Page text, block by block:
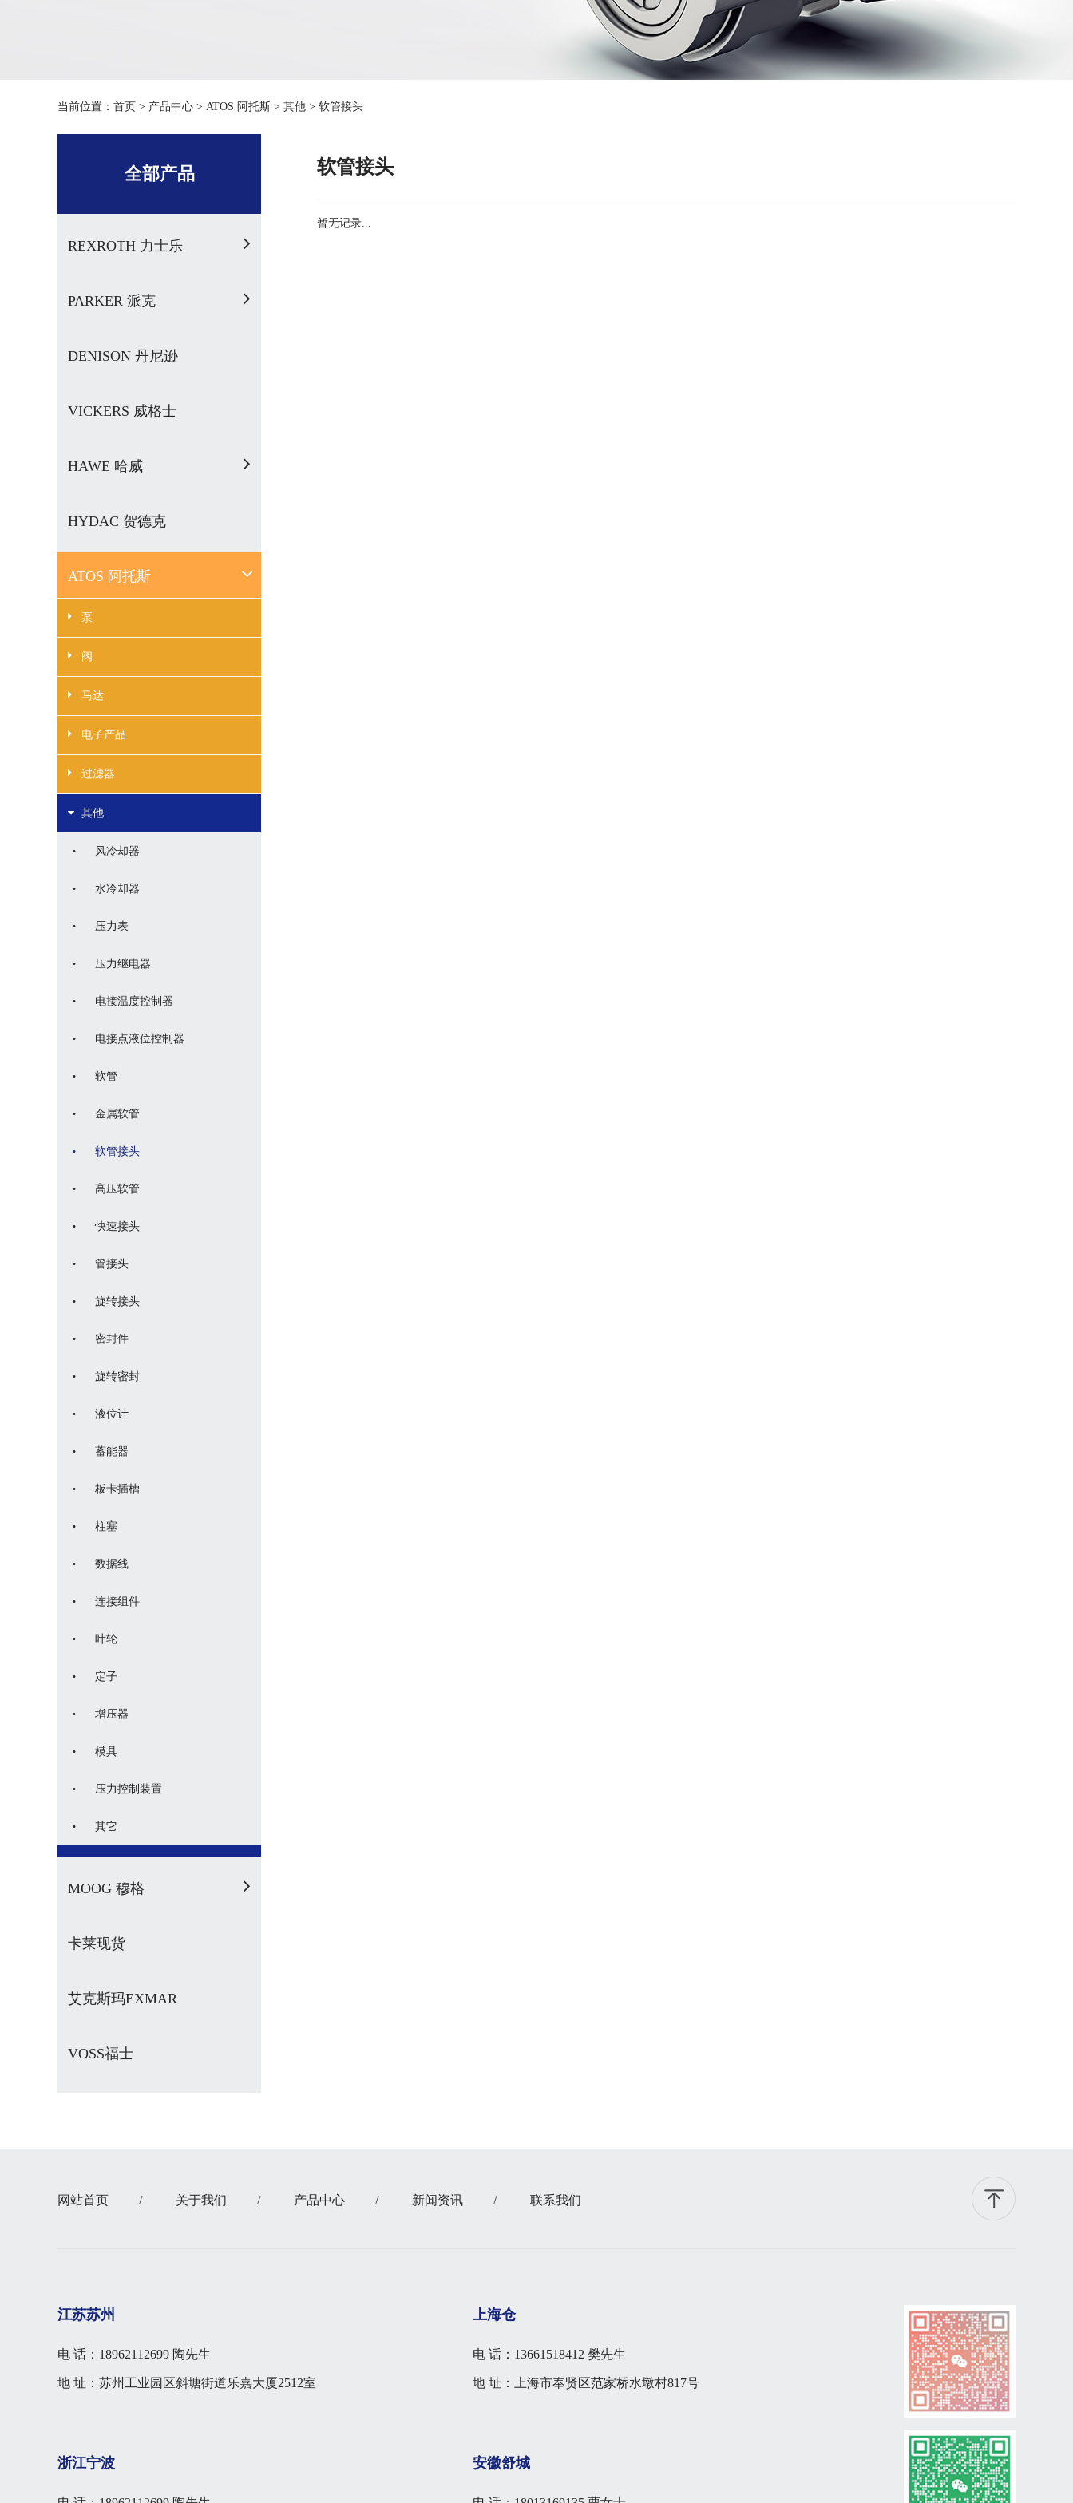
当前位置： 首页 > 产品中心 > ATOS 阿托斯 > 其他 > 软管接头
全部产品
REXROTH 力士乐
PARKER 派克
DENISON 丹尼逊
VICKERS 威格士
HAWE 哈威
HYDAC 贺德克
ATOS 阿托斯
泵
阀
马达
电子产品
过滤器
其他
· 风冷却器
· 水冷却器
· 压力表
· 压力继电器
· 电接温度控制器
· 电接点液位控制器
· 软管
· 金属软管
· 软管接头
· 高压软管
· 快速接头
· 管接头
· 旋转接头
· 密封件
· 旋转密封
· 液位计
· 蓄能器
· 板卡插槽
· 柱塞
· 数据线
· 连接组件
· 叶轮
· 定子
· 增压器
· 模具
· 压力控制装置
· 其它
MOOG 穆格
卡莱现货
艾克斯玛EXMAR
VOSS福士
软管接头
暂无记录...
网站首页 / 关于我们 / 产品中心 / 新闻资讯 / 联系我们
江苏苏州
电 话：18962112699 陶先生
地 址：苏州工业园区斜塘街道乐嘉大厦2512室
上海仓
电 话：13661518412 樊先生
地 址：上海市奉贤区范家桥水墩村817号
浙江宁波 安徽舒城